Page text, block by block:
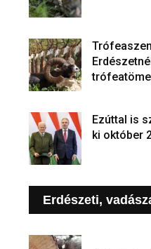
Ezúttal is
ki október
Erdészeti,